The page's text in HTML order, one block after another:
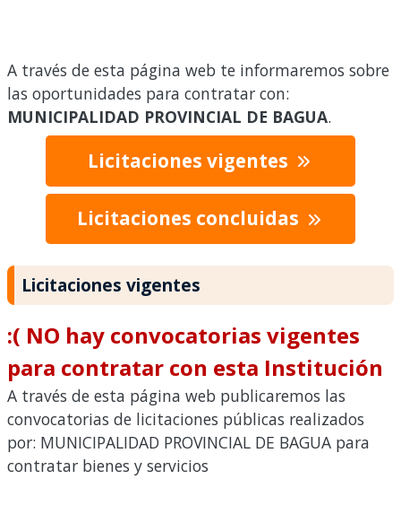
A través de esta página web te informaremos sobre
las oportunidades para contratar con:
MUNICIPALIDAD PROVINCIAL DE BAGUA.
Licitaciones vigentes
Licitaciones concluidas
Licitaciones vigentes
:( NO hay convocatorias vigentes
para contratar con esta Institución
A través de esta página web publicaremos las
convocatorias de licitaciones públicas realizados
por: MUNICIPALIDAD PROVINCIAL DE BAGUA para
contratar bienes y servicios